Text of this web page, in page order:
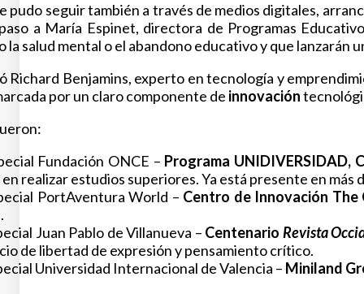
pudo seguir también a través de medios digitales,
a María Espinet, directora de Programas
la salud mental o el abandono educativo y que lanzarán
Richard Benjamins, experto en tecnología y
por un claro componente de innovación
Fundación ONCE – Programa UNIDIVERSIDAD,
realizar estudios superiores. Ya está presente en
PortAventura World – Centro de Innovación The
Juan Pablo de Villanueva – Centenario Revista
de libertad de expresión y pensamiento crítico.
Universidad Internacional de Valencia – Miniland